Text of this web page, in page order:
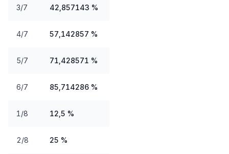
3/7 42,857143 %
4/7 57,142857 %
5/7 71,428571 %
6/7 85,714286 %
1/8 12,5 %
2/8 25 %